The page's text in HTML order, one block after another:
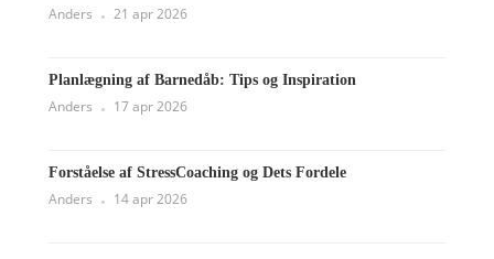
Anders 21 apr 2026
Planlægning af Barnedåb: Tips og Inspiration
Anders 17 apr 2026
Forståelse af StressCoaching og Dets Fordele
Anders 14 apr 2026